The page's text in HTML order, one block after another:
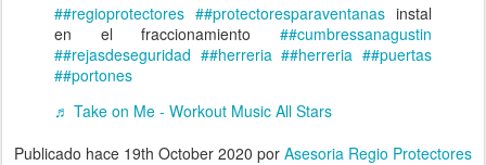
##regioprotectores ##protectoresparaventanas instal
en el fraccionamiento ##cumbressanagustin
##rejasdeseguridad ##herreria ##herreria ##puertas
##portones
♬ Take on Me - Workout Music All Stars
Publicado hace 19th October 2020 por Asesoria Regio Protectores